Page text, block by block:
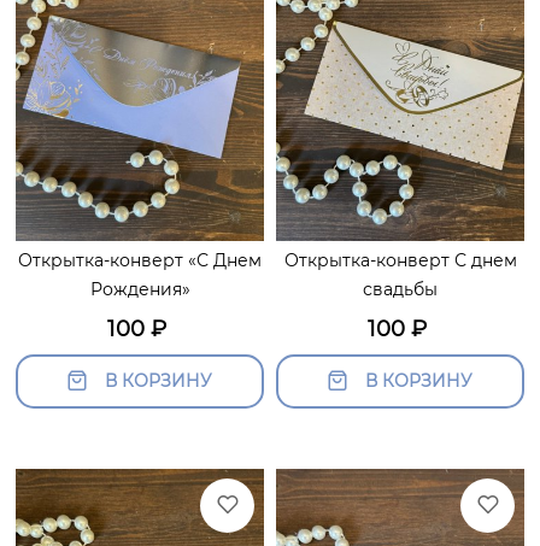
Открытка-конверт «С Днем
Рождения»
100 ₽
В КОРЗИНУ
Открытка-конверт С днем
свадьбы
100 ₽
В КОРЗИНУ